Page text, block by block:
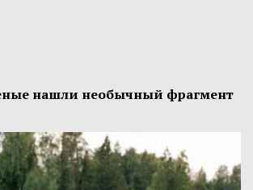
нашли необычный фрагмент